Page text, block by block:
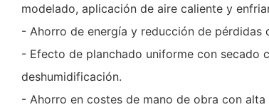
modelado, aplicación de aire caliente y
- Ahorro de energía y reducción de pérdidas
- Efecto de planchado uniforme con secado
deshumidificación.
- Ahorro en costes de mano de obra con